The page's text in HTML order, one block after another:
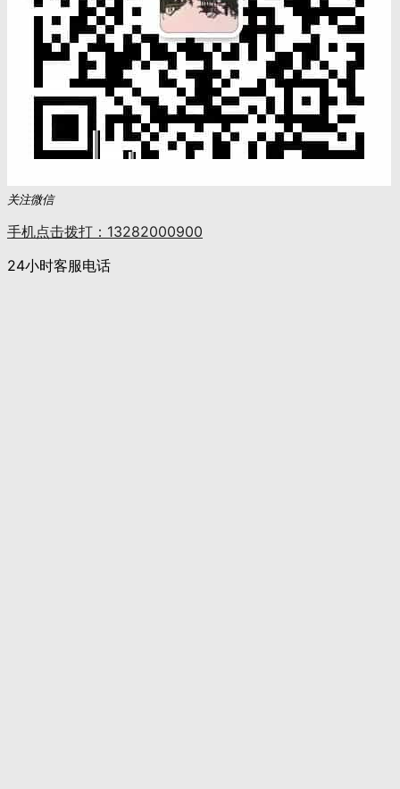
关注微信
手机点击拨打：13282000900
24小时客服电话